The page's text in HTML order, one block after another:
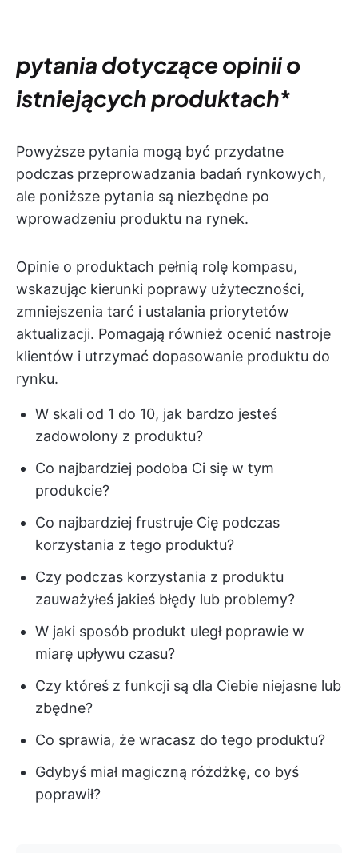
pytania dotyczące opinii o
istniejących produktach*
Powyższe pytania mogą być przydatne
podczas przeprowadzania badań rynkowych,
ale poniższe pytania są niezbędne po
wprowadzeniu produktu na rynek.
Opinie o produktach pełnią rolę kompasu,
wskazując kierunki poprawy użyteczności,
zmniejszenia tarć i ustalania priorytetów
aktualizacji. Pomagają również ocenić nastroje
klientów i utrzymać dopasowanie produktu do
rynku.
W skali od 1 do 10, jak bardzo jesteś
zadowolony z produktu?
Co najbardziej podoba Ci się w tym
produkcie?
Co najbardziej frustruje Cię podczas
korzystania z tego produktu?
Czy podczas korzystania z produktu
zauważyłeś jakieś błędy lub problemy?
W jaki sposób produkt uległ poprawie w
miarę upływu czasu?
Czy któreś z funkcji są dla Ciebie niejasne lub
zbędne?
Co sprawia, że wracasz do tego produktu?
Gdybyś miał magiczną różdżkę, co byś
poprawił?